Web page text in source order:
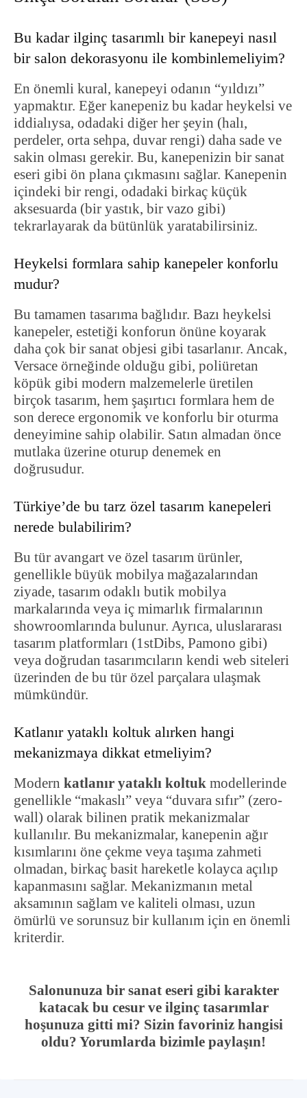
Bu kadar ilginç tasarımlı bir kanepeyi nasıl
bir salon dekorasyonu ile kombinlemeliyim?
En önemli kural, kanepeyi odanın “yıldızı”
yapmaktır. Eğer kanepeniz bu kadar heykelsi ve
iddialıysa, odadaki diğer her şeyin (halı,
perdeler, orta sehpa, duvar rengi) daha sade ve
sakin olması gerekir. Bu, kanepenizin bir sanat
eseri gibi ön plana çıkmasını sağlar. Kanepenin
içindeki bir rengi, odadaki birkaç küçük
aksesuarda (bir yastık, bir vazo gibi)
tekrarlayarak da bütünlük yaratabilirsiniz.
Heykelsi formlara sahip kanepeler konforlu
mudur?
Bu tamamen tasarıma bağlıdır. Bazı heykelsi
kanepeler, estetiği konforun önüne koyarak
daha çok bir sanat objesi gibi tasarlanır. Ancak,
Versace örneğinde olduğu gibi, poliüretan
köpük gibi modern malzemelerle üretilen
birçok tasarım, hem şaşırtıcı formlara hem de
son derece ergonomik ve konforlu bir oturma
deneyimine sahip olabilir. Satın almadan önce
mutlaka üzerine oturup denemek en
doğrusudur.
Türkiye’de bu tarz özel tasarım kanepeleri
nerede bulabilirim?
Bu tür avangart ve özel tasarım ürünler,
genellikle büyük mobilya mağazalarından
ziyade, tasarım odaklı butik mobilya
markalarında veya iç mimarlık firmalarının
showroomlarında bulunur. Ayrıca, uluslararası
tasarım platformları (1stDibs, Pamono gibi)
veya doğrudan tasarımcıların kendi web siteleri
üzerinden de bu tür özel parçalara ulaşmak
mümkündür.
Katlanır yataklı koltuk alırken hangi
mekanizmaya dikkat etmeliyim?
Modern katlanır yataklı koltuk modellerinde
genellikle “makaslı” veya “duvara sıfır” (zero-
wall) olarak bilinen pratik mekanizmalar
kullanılır. Bu mekanizmalar, kanepenin ağır
kısımlarını öne çekme veya taşıma zahmeti
olmadan, birkaç basit hareketle kolayca açılıp
kapanmasını sağlar. Mekanizmanın metal
aksamının sağlam ve kaliteli olması, uzun
ömürlü ve sorunsuz bir kullanım için en önemli
kriterdir.
Salonunuza bir sanat eseri gibi karakter
katacak bu cesur ve ilginç tasarımlar
hoşunuza gitti mi? Sizin favoriniz hangisi
oldu? Yorumlarda bizimle paylaşın!